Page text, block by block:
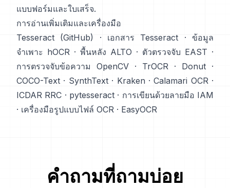
แบบฟอร์มและใบเสร็จ.
การอ่านเพิ่มเติมและเครื่องมือ
Tesseract (GitHub)
· เอกสาร Tesseract ·ข้อมูล
จำเพาะ hOCR · พื้นหลัง ALTO · ตัวตรวจจับ EAST ·
การตรวจจับข้อความ OpenCV · TrOCR · Donut ·
COCO-Text · SynthText· Kraken ·Calamari OCR·
ICDAR RRC · pytesseract · การเขียนด้วยลายมือ IAM
· เครื่องมือรูปแบบไฟล์ OCR · EasyOCR
คำถามที่ถามบ่อย